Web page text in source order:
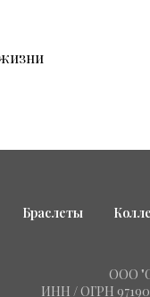
Браслеты
ООО
ИНН / ОГРН